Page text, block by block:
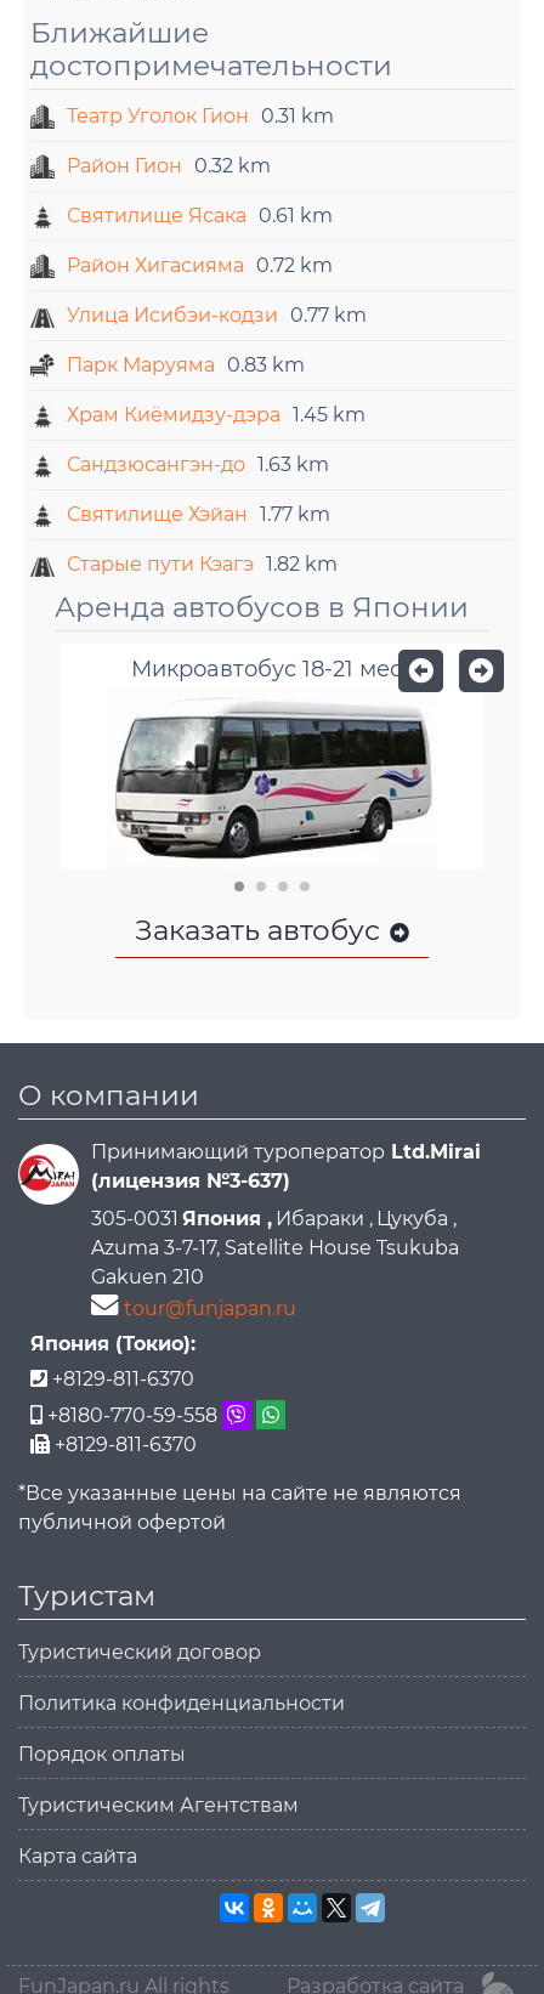
Ближайшие
достопримечательности
Театр Уголок Гион 0.31 km
Район Гион 0.32 km
Святилище Ясака 0.61 km
Район Хигасияма 0.72 km
Улица Исибэи-кодзи 0.77 km
Парк Маруяма 0.83 km
Храм Киёмидзу-дэра 1.45 km
Сандзюсангэн-до 1.63 km
Святилище Хэйан 1.77 km
Старые пути Кэагэ 1.82 km
Аренда автобусов в Японии
Микроавтобус 18-21 мест
Заказать автобус
О компании
Принимающий туроператор Ltd.Mirai
(лицензия №3-637)
305-0031 Япония , Ибараки , Цукуба ,
Azuma 3-7-17, Satellite House Tsukuba
Gakuen 210
tour@funjapan.ru
Япония (Токио):
+8129-811-6370
+8180-770-59-558
+8129-811-6370
*Все указанные цены на сайте не являются
публичной офертой
Туристам
Туристический договор
Политика конфиденциальности
Порядок оплаты
Туристическим Агентствам
Карта сайта
FunJapan.ru All rights Разработка сайта